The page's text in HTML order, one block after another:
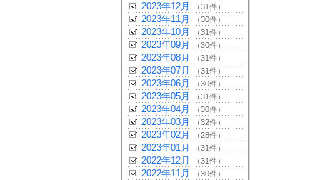
2023年12月 （31件）
2023年11月 （30件）
2023年10月 （31件）
2023年09月 （30件）
2023年08月 （31件）
2023年07月 （31件）
2023年06月 （30件）
2023年05月 （31件）
2023年04月 （30件）
2023年03月 （32件）
2023年02月 （28件）
2023年01月 （31件）
2022年12月 （31件）
2022年11月 （30件）